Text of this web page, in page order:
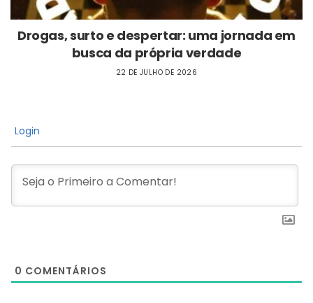
Drogas, surto e despertar: uma jornada em
busca da própria verdade
22 DE JULHO DE 2026
Login
0 COMENTÁRIOS